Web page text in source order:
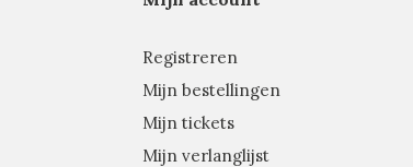
Registreren
Mijn bestellingen
Mijn tickets
Mijn verlanglijst